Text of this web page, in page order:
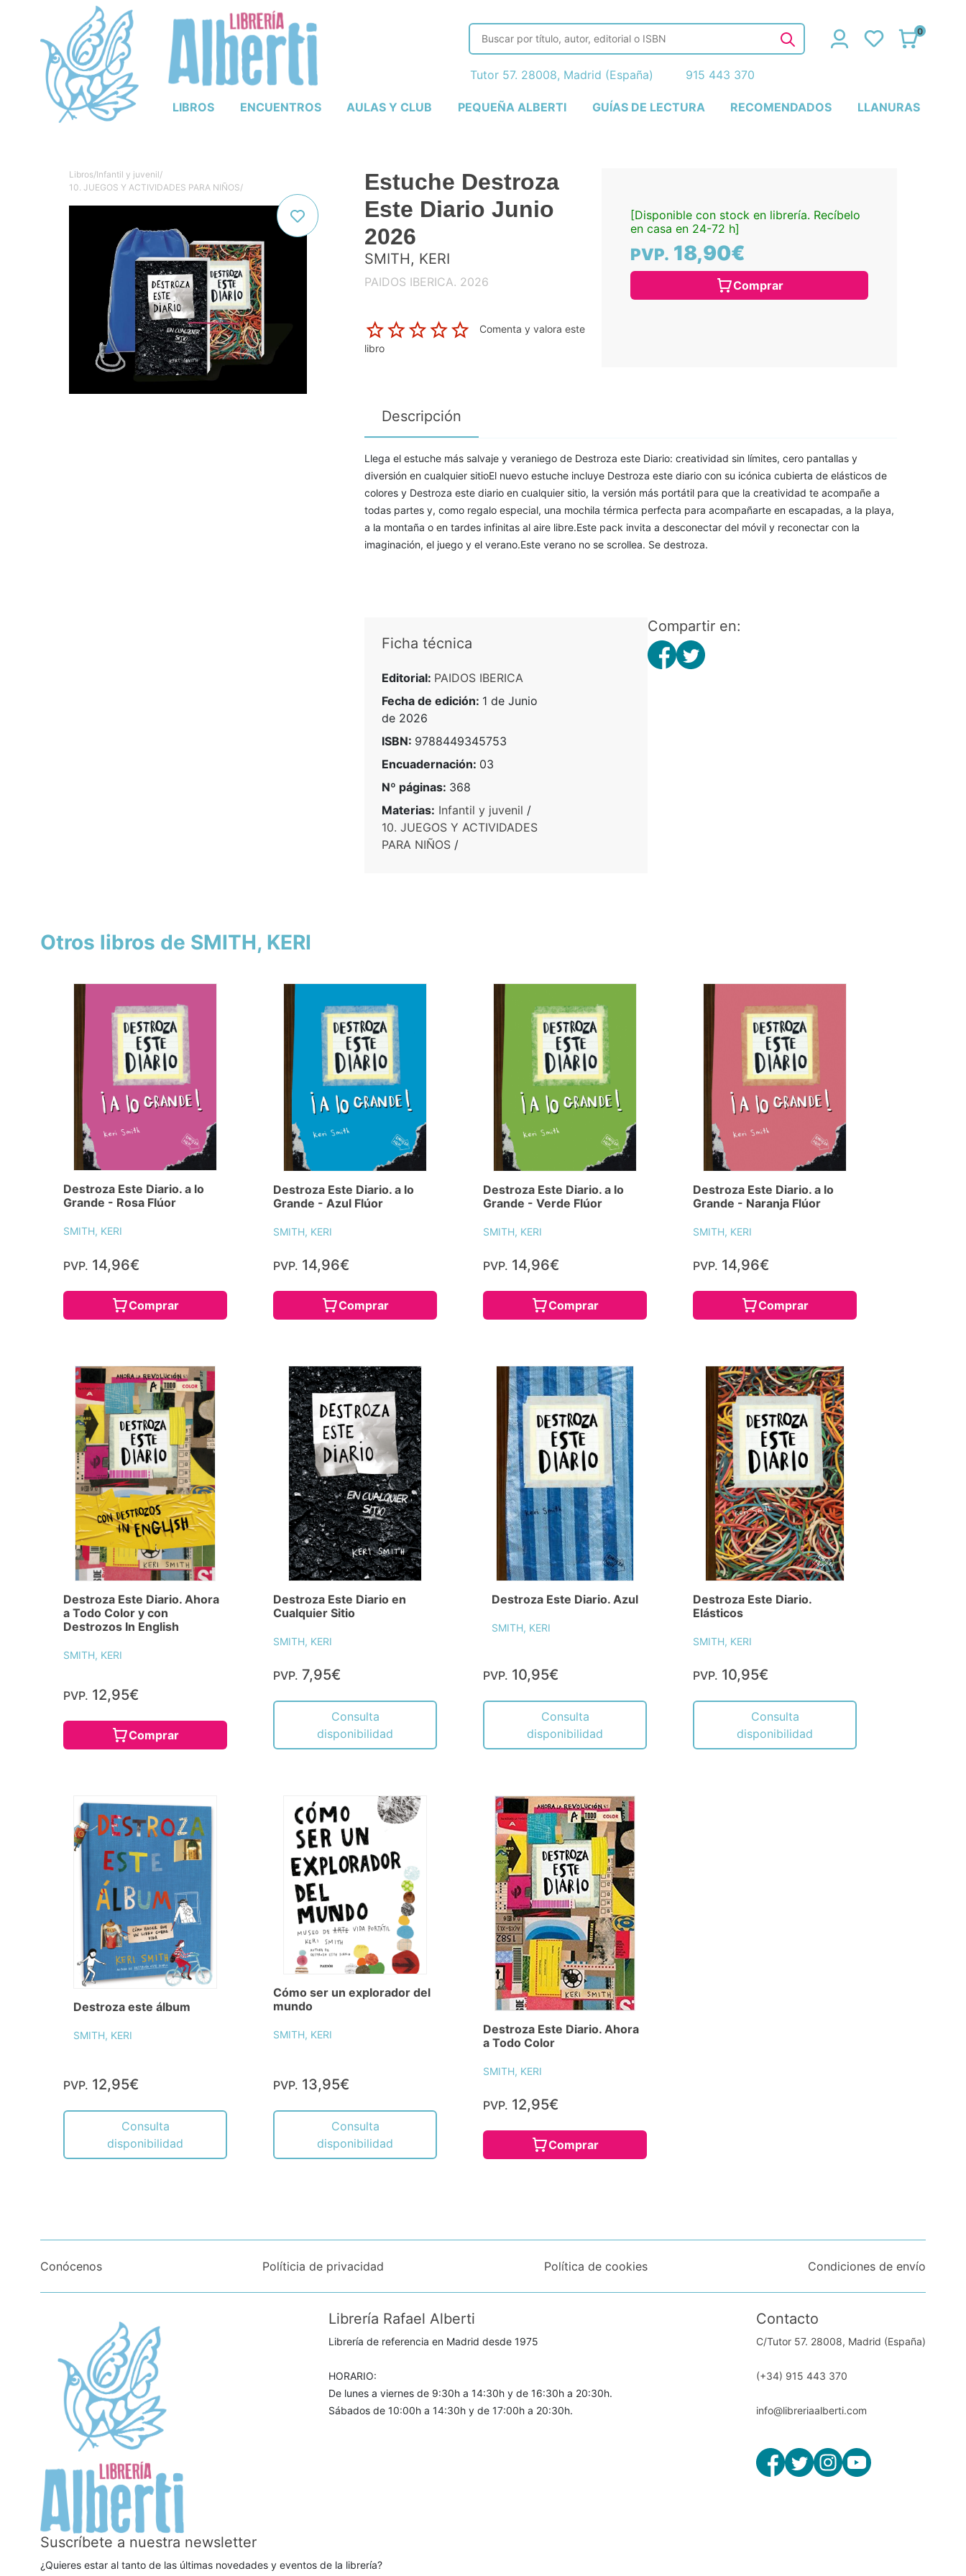
LIBROS ENCUENTROS AULAS Y CLUB PEQUEÑA ALBERTI GUÍAS DE LECTURA RECOMENDADOS LLANURAS
0
Tutor 57. 28008, Madrid (España) 915 443 370
Libros/Infantil y juvenil/
10. JUEGOS Y ACTIVIDADES PARA NIÑOS/
Estuche Destroza
Este Diario Junio
2026
SMITH, KERI
PAIDOS IBERICA. 2026
Comenta y valora este
libro
[Disponible con stock en librería. Recíbelo
en casa en 24-72 h]
PVP. 18,90€
Comprar
Descripción
Llega el estuche más salvaje y veraniego de Destroza este Diario: creatividad sin límites, cero pantallas y
diversión en cualquier sitioEl nuevo estuche incluye Destroza este diario con su icónica cubierta de elásticos de
colores y Destroza este diario en cualquier sitio, la versión más portátil para que la creatividad te acompañe a
todas partes y, como regalo especial, una mochila térmica perfecta para acompañarte en escapadas, a la playa,
a la montaña o en tardes infinitas al aire libre.Este pack invita a desconectar del móvil y reconectar con la
imaginación, el juego y el verano.Este verano no se scrollea. Se destroza.
Ficha técnica
Editorial: PAIDOS IBERICA
Fecha de edición: 1 de Junio
de 2026
ISBN: 9788449345753
Encuadernación: 03
Nº páginas: 368
Materias: Infantil y juvenil /
10. JUEGOS Y ACTIVIDADES
PARA NIÑOS/
Compartir en:
Otros libros de SMITH, KERI
Destroza Este Diario. a lo
Grande - Rosa Flúor
SMITH, KERI
PVP. 14,96€
Comprar
Destroza Este Diario. a lo
Grande - Azul Flúor
SMITH, KERI
PVP. 14,96€
Comprar
Destroza Este Diario. a lo
Grande - Verde Flúor
SMITH, KERI
PVP. 14,96€
Comprar
Destroza Este Diario. a lo
Grande - Naranja Flúor
SMITH, KERI
PVP. 14,96€
Comprar
Destroza Este Diario. Ahora
a Todo Color y con
Destrozos In English
SMITH, KERI
PVP. 12,95€
Comprar
Destroza Este Diario en
Cualquier Sitio
SMITH, KERI
PVP. 7,95€
Consulta
disponibilidad
Destroza Este Diario. Azul
SMITH, KERI
PVP. 10,95€
Consulta
disponibilidad
Destroza Este Diario.
Elásticos
SMITH, KERI
PVP. 10,95€
Consulta
disponibilidad
Destroza este álbum
SMITH, KERI
PVP. 12,95€
Consulta
disponibilidad
Cómo ser un explorador del
mundo
SMITH, KERI
PVP. 13,95€
Consulta
disponibilidad
Destroza Este Diario. Ahora
a Todo Color
SMITH, KERI
PVP. 12,95€
Comprar
Conócenos Políticia de privacidad Política de cookies Condiciones de envío
Librería Rafael Alberti
Librería de referencia en Madrid desde 1975
HORARIO:
De lunes a viernes de 9:30h a 14:30h y de 16:30h a 20:30h.
Sábados de 10:00h a 14:30h y de 17:00h a 20:30h.
Contacto
C/Tutor 57. 28008, Madrid (España)
(+34) 915 443 370
info@libreriaalberti.com
Suscríbete a nuestra newsletter
¿Quieres estar al tanto de las últimas novedades y eventos de la librería?